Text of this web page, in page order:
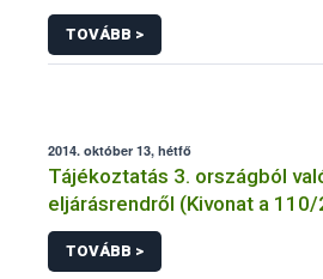
TOVÁBB >
2014. október 13, hétfő
Tájékoztatás 3. országból
eljárásrendről (Kivonat a
Rendeletbőlés 1999/105/EK
TOVÁBB >